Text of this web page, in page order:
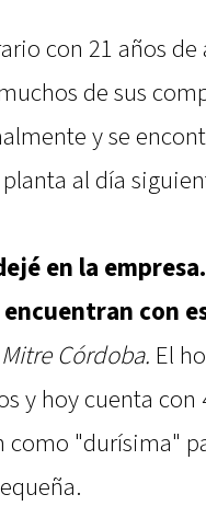
con 21 años
de sus
y se
al día
en la
con
Mitre Córdoba. El
y hoy cuenta
"durísima"